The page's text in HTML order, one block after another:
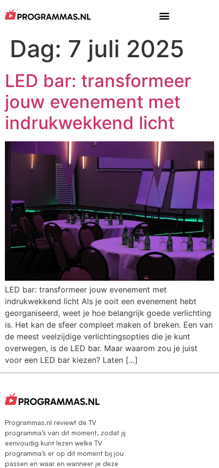
Dag: 7 juli 2025
LED bar: transformeer
jouw evenement met
indrukwekkend licht
LED bar: transformeer jouw evenement met
indrukwekkend licht Als je ooit een evenement hebt
georganiseerd, weet je hoe belangrijk goede verlichting
is. Het kan de sfeer compleet maken of breken. Een van
de meest veelzijdige verlichtingsopties die je kunt
overwegen, is de LED bar. Maar waarom zou je juist
voor een LED bar kiezen? Laten […]
Programmas.nl reviewt de TV
programma’s van dit moment, zodat jij
eenvoudig kunt lezen welke TV
programma’s er op dit moment bij jou
passen en waar en wanneer je deze